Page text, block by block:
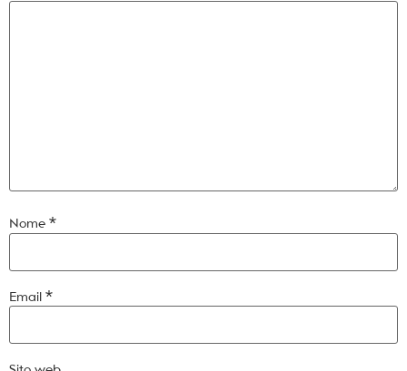
Nome *
Email *